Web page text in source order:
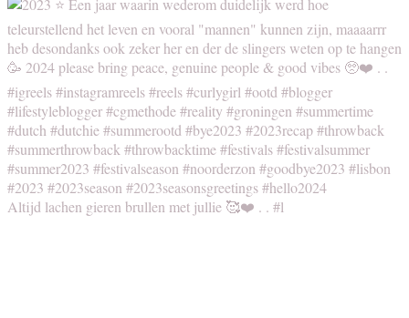
Altijd lachen gieren brullen met jullie 🥰❤️ . . #l